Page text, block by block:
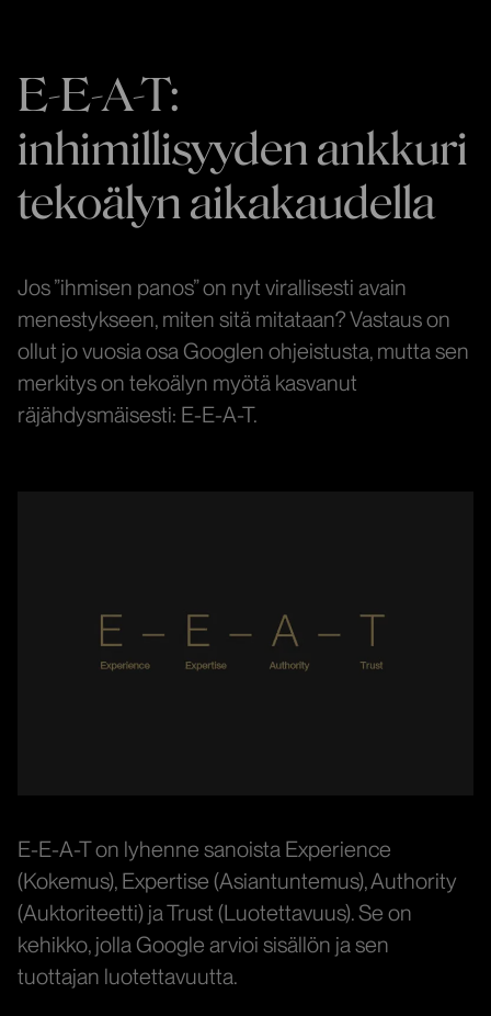
E-E-A-T:
inhimillisyyden ankkuri
tekoälyn aikakaudella
Jos ”ihmisen panos” on nyt virallisesti avain
menestykseen, miten sitä mitataan? Vastaus on
ollut jo vuosia osa Googlen ohjeistusta, mutta sen
merkitys on tekoälyn myötä kasvanut
räjähdysmäisesti: E-E-A-T.
E-E-A-T on lyhenne sanoista Experience
(Kokemus), Expertise (Asiantuntemus), Authority
(Auktoriteetti) ja Trust (Luotettavuus). Se on
kehikko, jolla Google arvioi sisällön ja sen
tuottajan luotettavuutta.